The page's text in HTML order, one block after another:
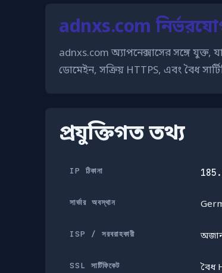
adnxs.com
adnxs.com অ্যাপনেক্সাসের সঙ্গে যুক্ত,
ডোমেইন, সক্রিয় HTTPS, এবং বৈধ
প্রযুক্তিগত তথ্য
IP ঠিকানা
সার্ভার অবস্থান
ISP / সরবরাহকারী
SSL সার্টিফিকেট বৈধ